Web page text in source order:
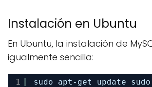
Instalación en Ubuntu
En Ubuntu, la instalación de
igualmente sencilla:
1 sudo apt-get update